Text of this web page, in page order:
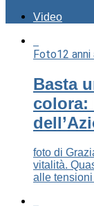
Video
Foto12 anni
Basta
colora:
foto di
vitalità.
alle